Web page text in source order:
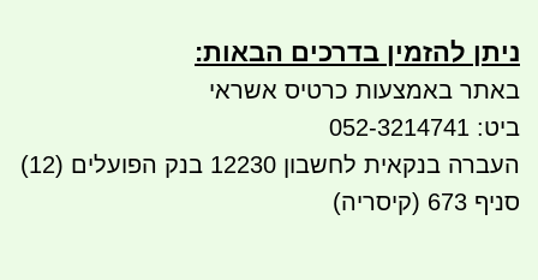
ניתן להזמין בדרכים הבאות:​​
באתר באמצעות כרטיס אשראי
ביט: 052-3214741
העברה בנקאית לחשבון 12230 בנק הפועלים (12)
סניף 673 (קיסריה)